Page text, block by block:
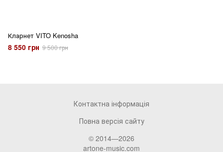
Кларнет VITO Kenosha
8 550 грн 9 500 грн
Контактна інформація
Повна версія сайту
© 2014—2026
artone-music.com